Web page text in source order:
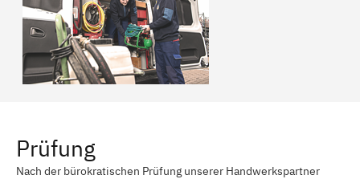
Prüfung
Nach der bürokratischen Prüfung unserer Handwerkspartner